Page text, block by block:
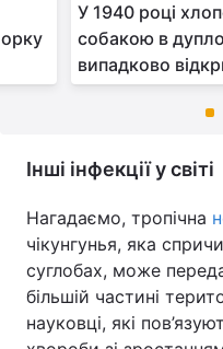
У 1940 році
собакою в
випадково
Інші інфекції у світі
Нагадаємо, тропічна
чікунгунья, яка
суглобах, може
більшій частині
науковці, які